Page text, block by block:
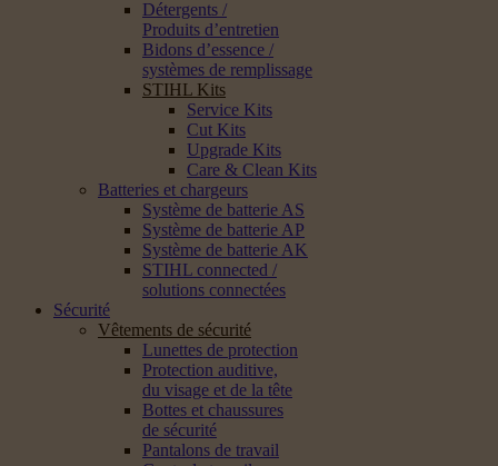
Détergents /
Produits d’entretien
Bidons d’essence /
systèmes de remplissage
STIHL Kits
Service Kits
Cut Kits
Upgrade Kits
Care & Clean Kits
Batteries et chargeurs
Système de batterie AS
Système de batterie AP
Système de batterie AK
STIHL connected /
solutions connectées
Sécurité
Vêtements de sécurité
Lunettes de protection
Protection auditive,
du visage et de la tête
Bottes et chaussures
de sécurité
Pantalons de travail